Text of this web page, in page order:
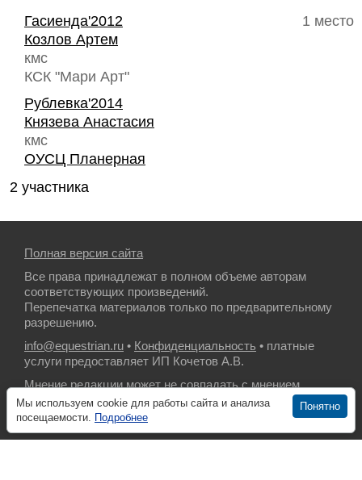
1 место
Гасиенда'2012
Козлов Артем
кмс
КСК "Мари Арт"
Рублевка'2014
Князева Анастасия
кмс
ОУСЦ Планерная
2 участника
Полная версия сайта
Все права принадлежат в полном объеме авторам
соответствующих произведений.
Перепечатка материалов только по предварительному
разрешению.
info@equestrian.ru • Конфиденциальность • платные
услуги предоставляет ИП Кочетов А.В.
Мнение редакции может не совпадать с мнением
авторов.
Понятно
Мы используем cookie для работы сайта и анализа
посещаемости. Подробнее